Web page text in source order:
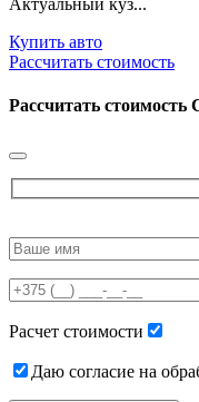
Актуальный куз...
Купить авто
Рассчитать стоимость
Рассчитать стоимость
leave
field
empty.
Расчет стоимости
Даю согласие на